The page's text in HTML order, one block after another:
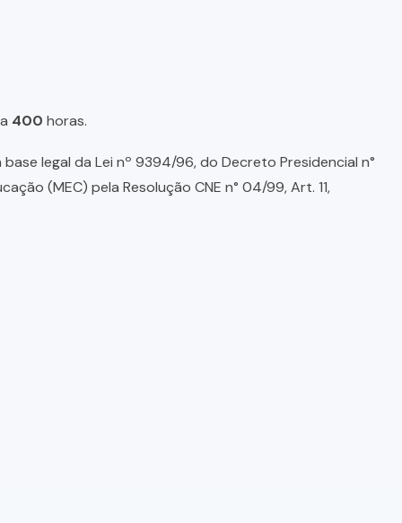
400 horas.
legal da Lei nº 9394/96, do Decreto Presidencial n°
(MEC) pela Resolução CNE n° 04/99, Art. 11,